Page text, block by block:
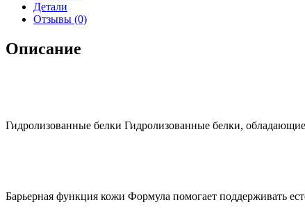
Детали
Отзывы (0)
Описание
Гидролизованные белки Гидролизованные белки,
Барьерная функция кожи Формула помогает поддерживать